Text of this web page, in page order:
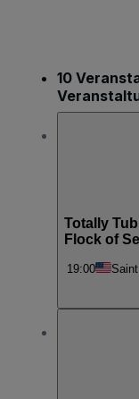
10
Totally
Flock of
19:00